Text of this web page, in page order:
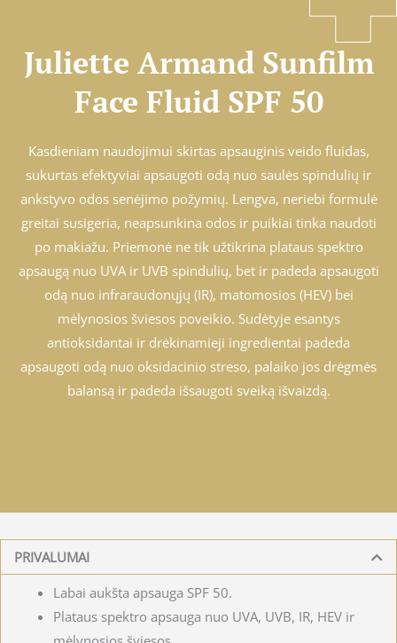
Juliette Armand Sunfilm
Face Fluid SPF 50
Kasdieniam naudojimui skirtas apsauginis veido fluidas,
sukurtas efektyviai apsaugoti odą nuo saulės spindulių ir
ankstyvo odos senėjimo požymių. Lengva, neriebi formulė
greitai susigeria, neapsunkina odos ir puikiai tinka naudoti
po makiažu. Priemonė ne tik užtikrina plataus spektro
apsaugą nuo UVA ir UVB spindulių, bet ir padeda apsaugoti
odą nuo infraraudonųjų (IR), matomosios (HEV) bei
mėlynosios šviesos poveikio. Sudėtyje esantys
antioksidantai ir drėkinamieji ingredientai padeda
apsaugoti odą nuo oksidacinio streso, palaiko jos drėgmės
balansą ir padeda išsaugoti sveiką išvaizdą.
PRIVALUMAI
Labai aukšta apsauga SPF 50.
Plataus spektro apsauga nuo UVA, UVB, IR, HEV ir